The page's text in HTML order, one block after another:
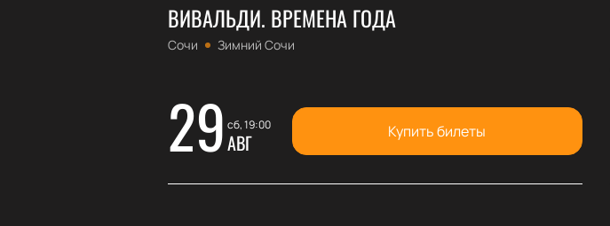
ВИВАЛЬДИ. ВРЕМЕНА ГОДА
Сочи Зимний Сочи
29 сб, 19:00
АВГ Купить билеты